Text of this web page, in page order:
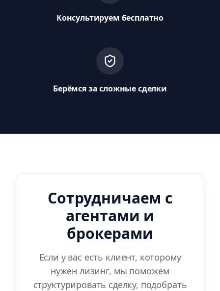
Консультируем бесплатно
Берёмся за сложные сделки
Сотрудничаем с
агентами и
брокерами
Если у вас есть клиент, которому
нужен лизинг, мы поможем
структурировать сделку, подобрать